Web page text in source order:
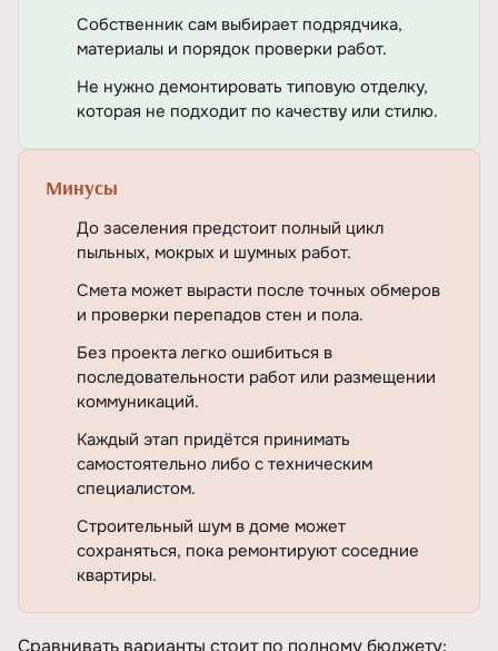
Собственник сам выбирает подрядчика,
материалы и порядок проверки работ.
Не нужно демонтировать типовую отделку,
которая не подходит по качеству или стилю.
Минусы
До заселения предстоит полный цикл
пыльных, мокрых и шумных работ.
Смета может вырасти после точных обмеров
и проверки перепадов стен и пола.
Без проекта легко ошибиться в
последовательности работ или размещении
коммуникаций.
Каждый этап придётся принимать
самостоятельно либо с техническим
специалистом.
Строительный шум в доме может
сохраняться, пока ремонтируют соседние
квартиры.
Сравнивать варианты стоит по полному бюджету: